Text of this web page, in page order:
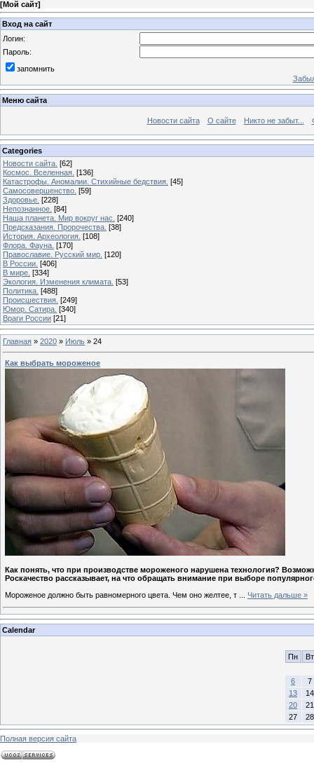
[Мой сайт]
Вход на сайт
Логин:
Пароль:
запомнить
Меню сайта
Новости сайта О сайте Никто не забыт...
Categories
Новости сайта. [62]
Космос. Вселенная. [136]
Катастрофы. Аномалии. Стихийные бедствия. [45]
Самосовершенство. [59]
Здоровье. [228]
Непознанное. [84]
Наша планета. Мир вокруг нас. [240]
Предсказания. Пророчества. [38]
История. Археология. [108]
Флора. Фауна. [170]
Православие. Русский мир. [120]
В России. [406]
В мире. [334]
Экология. Изменения климата. [53]
Политика. [488]
Происшествия. [249]
Юмор. Сатира. [340]
Враги России [21]
Главная » 2020 » Июль » 24
Как выбрать мороженое
Как понять, что при производстве мороженого нарушена технология?
Роскачество рассказывает, на что обращать внимание при выборе
Мороженое должно быть равномерного цвета. Чем оно желтее, т
Читать дальше »
Calendar
Пн Вт
6
7
13
14
20
21
27
28
Полная версия сайта